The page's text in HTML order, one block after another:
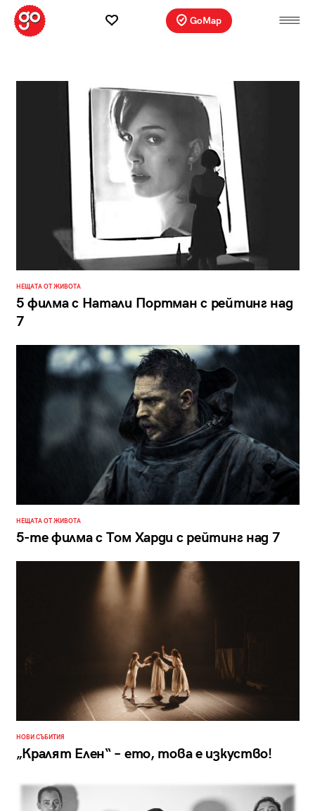
GoMap
НЕЩАТА ОТ ЖИВОТА
5 филма с Натали Портман с рейтинг над
7
НЕЩАТА ОТ ЖИВОТА
5-те филма с Том Харди с рейтинг над 7
НОВИ СЪБИТИЯ
„Кралят Елен“ – ето, това е изкуство!